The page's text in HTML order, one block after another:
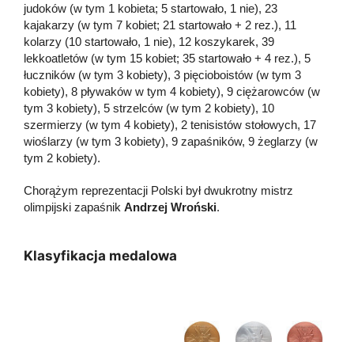
judoków (w tym 1 kobieta; 5 startowało, 1 nie), 23
kajakarzy (w tym 7 kobiet; 21 startowało + 2 rez.), 11
kolarzy (10 startowało, 1 nie), 12 koszykarek, 39
lekkoatletów (w tym 15 kobiet; 35 startowało + 4 rez.), 5
łuczników (w tym 3 kobiety), 3 pięcioboistów (w tym 3
kobiety), 8 pływaków w tym 4 kobiety), 9 ciężarowców (w
tym 3 kobiety), 5 strzelców (w tym 2 kobiety), 10
szermierzy (w tym 4 kobiety), 2 tenisistów stołowych, 17
wioślarzy (w tym 3 kobiety), 9 zapaśników, 9 żeglarzy (w
tym 2 kobiety).
Chorążym reprezentacji Polski był dwukrotny mistrz
olimpijski zapaśnik Andrzej Wroński.
Klasyfikacja medalowa